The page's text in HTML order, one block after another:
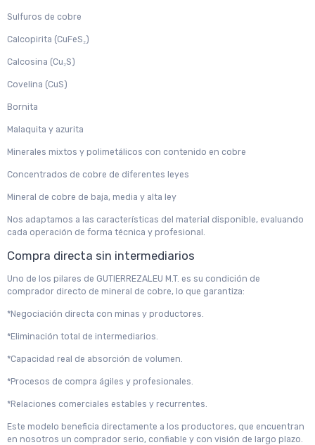
Sulfuros de cobre
Calcopirita (CuFeS₂)
Calcosina (Cu₂S)
Covelina (CuS)
Bornita
Malaquita y azurita
Minerales mixtos y polimetálicos con contenido en cobre
Concentrados de cobre de diferentes leyes
Mineral de cobre de baja, media y alta ley
Nos adaptamos a las características del material disponible, evaluando
cada operación de forma técnica y profesional.
Compra directa sin intermediarios
Uno de los pilares de GUTIERREZALEU M.T. es su condición de
comprador directo de mineral de cobre, lo que garantiza:
*Negociación directa con minas y productores.
*Eliminación total de intermediarios.
*Capacidad real de absorción de volumen.
*Procesos de compra ágiles y profesionales.
*Relaciones comerciales estables y recurrentes.
Este modelo beneficia directamente a los productores, que encuentran
en nosotros un comprador serio, confiable y con visión de largo plazo.